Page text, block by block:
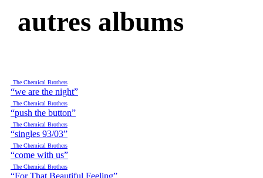
autres albums
The Chemical Brothers
“we are the night”
The Chemical Brothers
“push the button”
The Chemical Brothers
“singles 93/03”
The Chemical Brothers
“come with us”
The Chemical Brothers